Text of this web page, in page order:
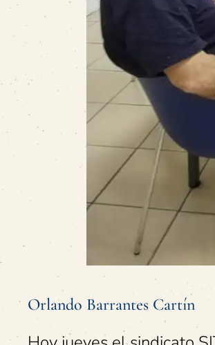
Orlando Barrantes Cartín